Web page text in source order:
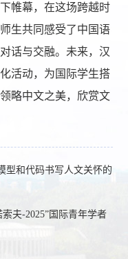
帷幕，在这场跨越时
生共同感受了中国语
话与交融。未来，汉
活动，为国际学生搭
略中文之美，欣赏文
型和代码书写人文关怀的
夫-2025”国际青年学者